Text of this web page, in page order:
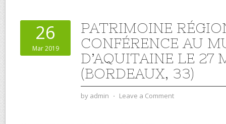
26
Mar 2019
PATRIMOINE
CONFÉRENCE AU
D’AQUITAINE LE 27
(BORDEAUX, 33)
by admin ⋅ Leave a Comment